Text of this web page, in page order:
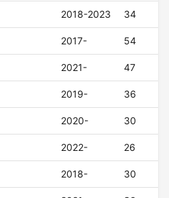
2018-2023 34
2017- 54
2021- 47
2019- 36
2020- 30
2022- 26
2018- 30